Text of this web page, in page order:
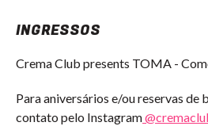
INGRESSOS
Crema Club presents TOMA -
Para aniversários e/ou reservas de
contato pelo Instagram